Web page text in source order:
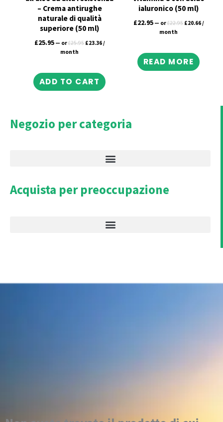
Negozio per categoria
Acquista per preoccupazione
– Crema antirughe
naturale di qualità
superiore (50 ml)
£25.95 — or£25.95 £23.36/
month
ADD TO CART
ialuronico (50 ml)
£22.95 — or£22.95 £20.66/
month
READ MORE